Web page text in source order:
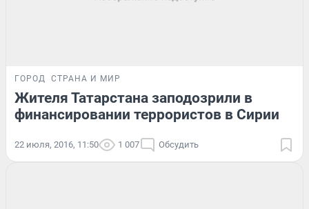
ГОРОД СТРАНА И МИР
Жителя Татарстана заподозрили в
финансировании террористов в Сирии
22 июля, 2016, 11:50 1 007 Обсудить